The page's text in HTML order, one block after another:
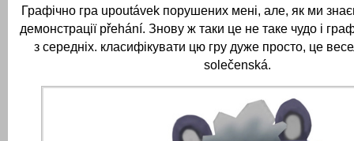
Графічно гра upoutávek порушених мені, але, як ми
демонстрації přehání. Знову ж таки це не таке чудо і
з середніх. класифікувати цю гру дуже просто, це
solečenská.